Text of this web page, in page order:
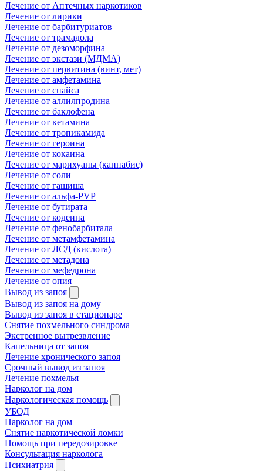
Лечение от Аптечных наркотиков
Лечение от лирики
Лечение от барбитуриатов
Лечение от трамадола
Лечение от дезоморфина
Лечение от экстази (МДМА)
Лечение от первитина (винт, мет)
Лечение от амфетамина
Лечение от спайса
Лечение от аллилпродина
Лечение от баклофена
Лечение от кетамина
Лечение от тропикамида
Лечение от героина
Лечение от кокаина
Лечение от марихуаны (каннабис)
Лечение от соли
Лечение от гашиша
Лечение от альфа-PVP
Лечение от бутирата
Лечение от кодеина
Лечение от фенобарбитала
Лечение от метамфетамина
Лечение от ЛСД (кислота)
Лечение от метадона
Лечение от мефедрона
Лечение от опия
Вывод из запоя
Вывод из запоя на дому
Вывод из запоя в стационаре
Снятие похмельного синдрома
Экстренное вытрезвление
Капельница от запоя
Лечение хронического запоя
Срочный вывод из запоя
Лечение похмелья
Нарколог на дом
Наркологическая помощь
УБОД
Нарколог на дом
Снятие наркотической ломки
Помощь при передозировке
Консультация нарколога
Психиатрия